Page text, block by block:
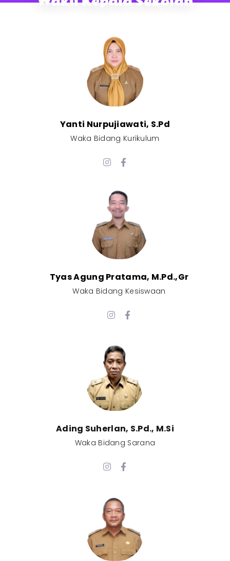
Yanti Nurpujiawati, S.Pd
Waka Bidang Kurikulum
Tyas Agung Pratama, M.Pd.,Gr​
Waka Bidang Kesiswaan​
Ading Suherlan, S.Pd., M.Si​
Waka Bidang Sarana​